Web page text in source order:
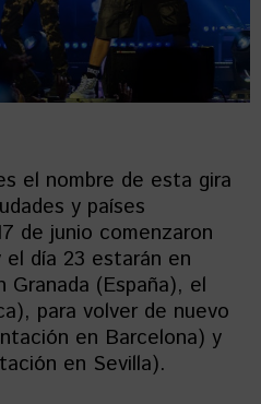
el nombre de esta gira
y países
de junio comenzaron
día 23 estarán en
(España), el
para volver de nuevo
en Barcelona) y
en Sevilla).